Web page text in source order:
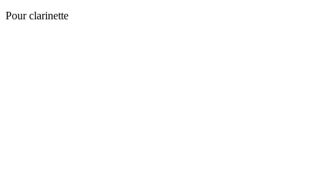
Pour clarinette